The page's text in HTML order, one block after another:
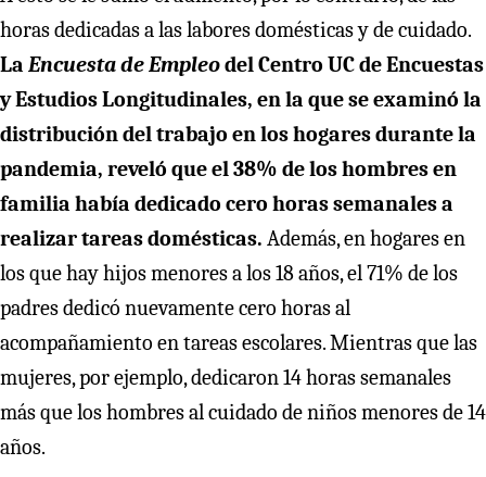
horas dedicadas a las labores domésticas y de cuidado.
La Encuesta de Empleodel Centro UC de Encuestas
y Estudios Longitudinales, en la que se examinó la
distribución del trabajo en los hogares durante la
pandemia, reveló que el 38% de los hombres en
familia había dedicado cero horas semanales a
realizar tareas domésticas. Además, en hogares en
los que hay hijos menores a los 18 años, el 71% de los
padres dedicó nuevamente cero horas al
acompañamiento en tareas escolares. Mientras que las
mujeres, por ejemplo, dedicaron 14 horas semanales
más que los hombres al cuidado de niños menores de 14
años.